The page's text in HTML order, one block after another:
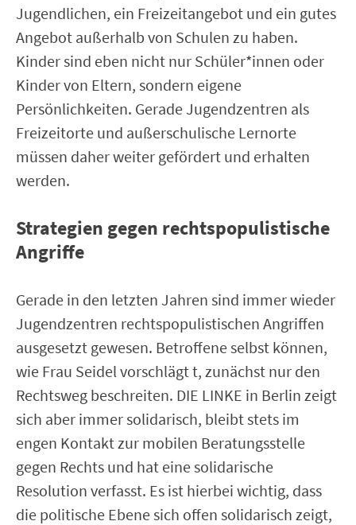
Jugendlichen, ein Freizeitangebot und ein gutes
Angebot außerhalb von Schulen zu haben.
Kinder sind eben nicht nur Schüler*innen oder
Kinder von Eltern, sondern eigene
Persönlichkeiten. Gerade Jugendzentren als
Freizeitorte und außerschulische Lernorte
müssen daher weiter gefördert und erhalten
werden.
Strategien gegen rechtspopulistische
Angriffe
Gerade in den letzten Jahren sind immer wieder
Jugendzentren rechtspopulistischen Angriffen
ausgesetzt gewesen. Betroffene selbst können,
wie Frau Seidel vorschlägt t, zunächst nur den
Rechtsweg beschreiten. DIE LINKE in Berlin zeigt
sich aber immer solidarisch, bleibt stets im
engen Kontakt zur mobilen Beratungsstelle
gegen Rechts und hat eine solidarische
Resolution verfasst. Es ist hierbei wichtig, dass
die politische Ebene sich offen solidarisch zeigt,